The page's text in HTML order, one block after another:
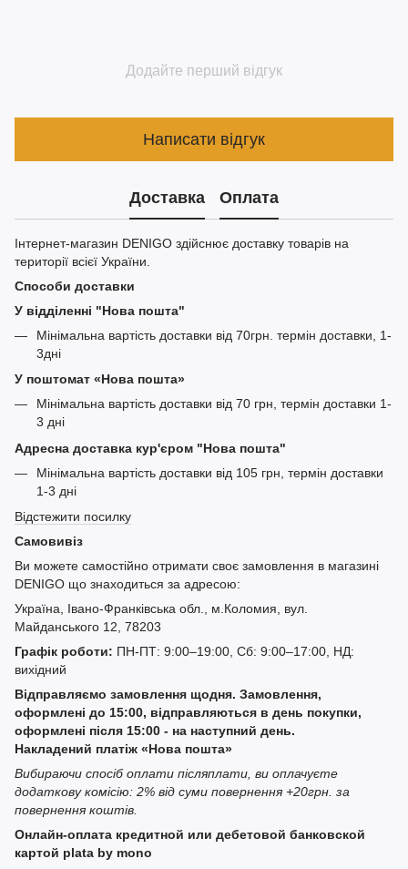
Додайте перший відгук
Написати відгук
Доставка Оплата
Інтернет-магазин DENIGO здійснює доставку товарів на
території всієї України.
Способи доставки
У відділенні "Нова пошта"
Мінімальна вартість доставки від 70грн. термін доставки, 1-
3дні
У поштомат «Нова пошта»
Мінімальна вартість доставки від 70 грн, термін доставки 1-
3 дні
Адресна доставка кур'єром "Нова пошта"
Мінімальна вартість доставки від 105 грн, термін доставки
1-3 дні
Відстежити посилку
Самовивіз
Ви можете самостійно отримати своє замовлення в магазині
DENIGO що знаходиться за адресою:
Україна, Івано-Франківська обл., м.Коломия, вул.
Майданського 12, 78203
Графік роботи: ПН-ПТ: 9:00–19:00, Сб: 9:00–17:00, НД:
вихідний
Відправляємо замовлення щодня. Замовлення,
оформлені до 15:00, відправляються в день покупки,
оформлені після 15:00 - на наступний день.
Накладений платіж «Нова пошта»
Вибираючи спосіб оплати післяплати, ви оплачуєте
додаткову комісію: 2% від суми повернення +20грн. за
повернення коштів.
Онлайн-оплата кредитной или дебетовой банковской
картой plata by mono